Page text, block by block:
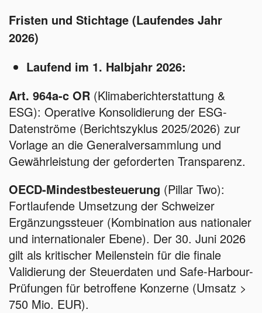
Fristen und Stichtage (Laufendes Jahr
2026)
Laufend im 1. Halbjahr 2026:
Art. 964a-c OR (Klimaberichterstattung &
ESG): Operative Konsolidierung der ESG-
Datenströme (Berichtszyklus 2025/2026) zur
Vorlage an die Generalversammlung und
Gewährleistung der geforderten Transparenz.
OECD-Mindestbesteuerung (Pillar Two):
Fortlaufende Umsetzung der Schweizer
Ergänzungssteuer (Kombination aus nationaler
und internationaler Ebene). Der 30. Juni 2026
gilt als kritischer Meilenstein für die finale
Validierung der Steuerdaten und Safe-Harbour-
Prüfungen für betroffene Konzerne (Umsatz >
750 Mio. EUR).